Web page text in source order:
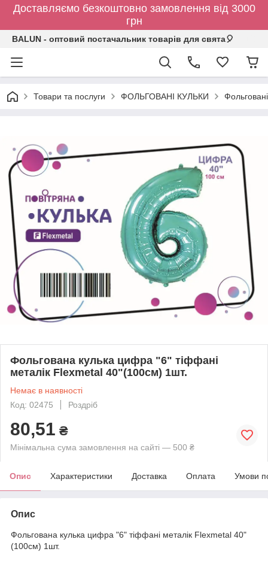
Доставляємо безкоштовно замовлення від 3000
грн
BALUN - оптовий постачальник товарів для свята🎈
Товари та послуги ФОЛЬГОВАНІ КУЛЬКИ
Фольгована кулька цифра "6" тіффані
металік Flexmetal 40"(100см) 1шт.
Немає в наявності
Код: 02475
Роздріб
80,51 ₴
Мінімальна сума замовлення на сайті — 500 ₴
Опис Характеристики Доставка Оплата Умови
Опис
Фольгована кулька цифра "6" тіффані металік Flexmetal 40"
(100см) 1шт.